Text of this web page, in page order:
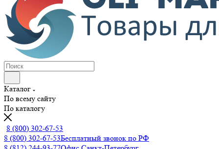
Каталог
По всему сайту
По каталогу
8 (800) 302-67-53
8 (800) 302-67-53Бесплатный звонок по РФ